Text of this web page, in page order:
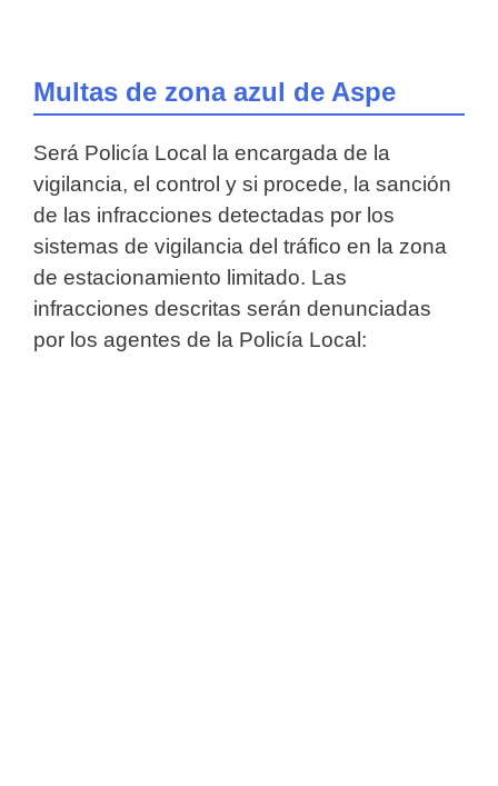
Multas de zona azul de Aspe
Será Policía Local la encargada de la
vigilancia, el control y si procede, la sanción
de las infracciones detectadas por los
sistemas de vigilancia del tráfico en la zona
de estacionamiento limitado. Las
infracciones descritas serán denunciadas
por los agentes de la Policía Local: